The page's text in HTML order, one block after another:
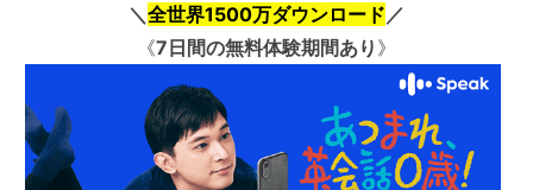
＼全世界1500万ダウンロード／
《7日間の無料体験期間あり 》